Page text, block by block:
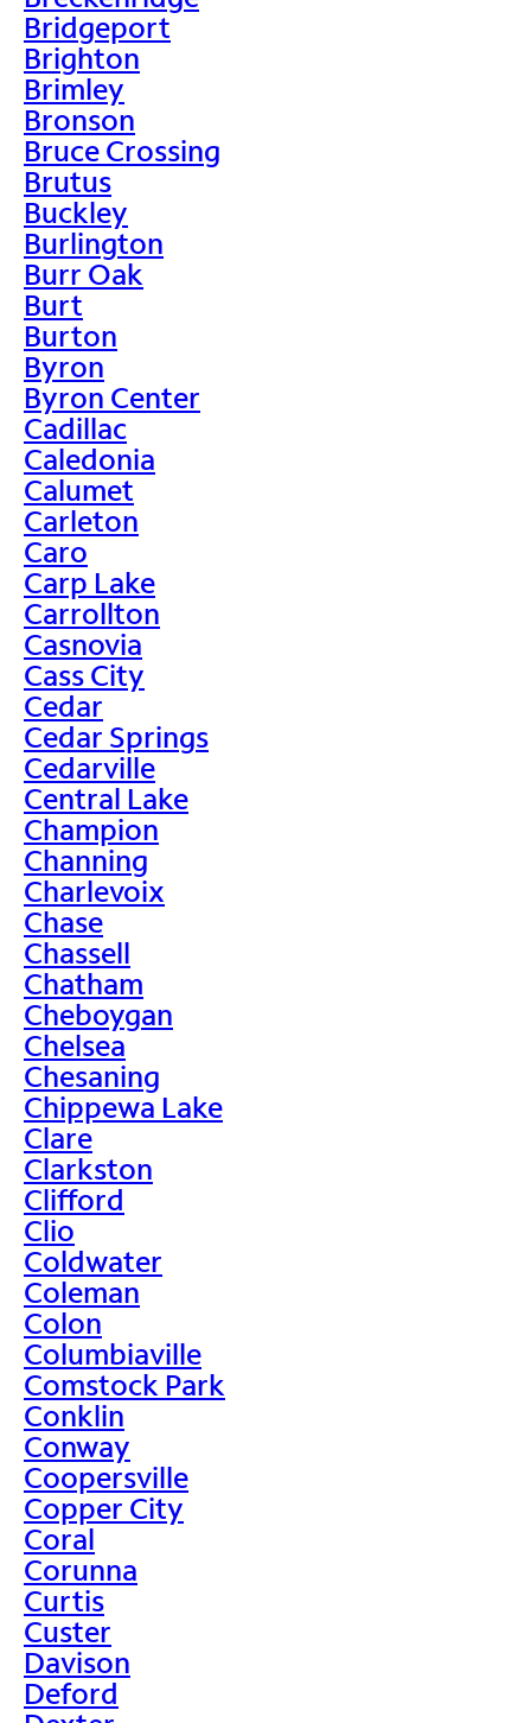
Bridgeport
Brighton
Brimley
Bronson
Bruce Crossing
Brutus
Buckley
Burlington
Burr Oak
Burt
Burton
Byron
Byron Center
Cadillac
Caledonia
Calumet
Carleton
Caro
Carp Lake
Carrollton
Casnovia
Cass City
Cedar
Cedar Springs
Cedarville
Central Lake
Champion
Channing
Charlevoix
Chase
Chassell
Chatham
Cheboygan
Chelsea
Chesaning
Chippewa Lake
Clare
Clarkston
Clifford
Clio
Coldwater
Coleman
Colon
Columbiaville
Comstock Park
Conklin
Conway
Coopersville
Copper City
Coral
Corunna
Curtis
Custer
Davison
Deford